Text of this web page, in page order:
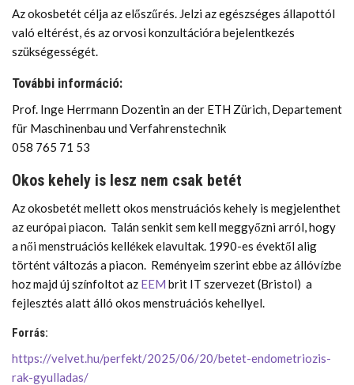
Az okosbetét célja az előszűrés. Jelzi az egészséges állapottól
való eltérést, és az orvosi konzultációra bejelentkezés
szükségességét.
További információ:
Prof. Inge Herrmann Dozentin an der ETH Zürich, Departement
für Maschinenbau und Verfahrenstechnik
058 765 71 53
Okos kehely is lesz nem csak betét
Az okosbetét mellett okos menstruációs kehely is megjelenthet
az európai piacon. Talán senkit sem kell meggyőzni arról, hogy
a női menstruációs kellékek elavultak. 1990-es évektől alig
történt változás a piacon. Reményeim szerint ebbe az állóvízbe
hoz majd új színfoltot az EEM brit IT szervezet (Bristol) a
fejlesztés alatt álló okos menstruációs kehellyel.
Forrás:
https://velvet.hu/perfekt/2025/06/20/betet-endometriozis-
rak-gyulladas/